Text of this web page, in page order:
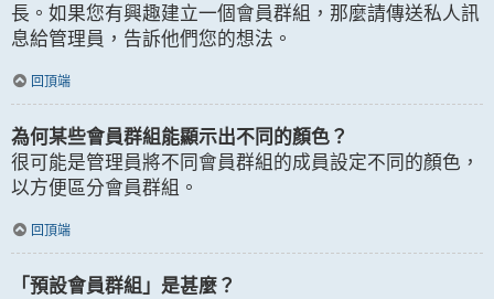
長。如果您有興趣建立一個會員群組，那麼請傳送私人訊
息給管理員，告訴他們您的想法。
回頂端
為何某些會員群組能顯示出不同的顏色？
很可能是管理員將不同會員群組的成員設定不同的顏色，
以方便區分會員群組。
回頂端
「預設會員群組」是甚麼？